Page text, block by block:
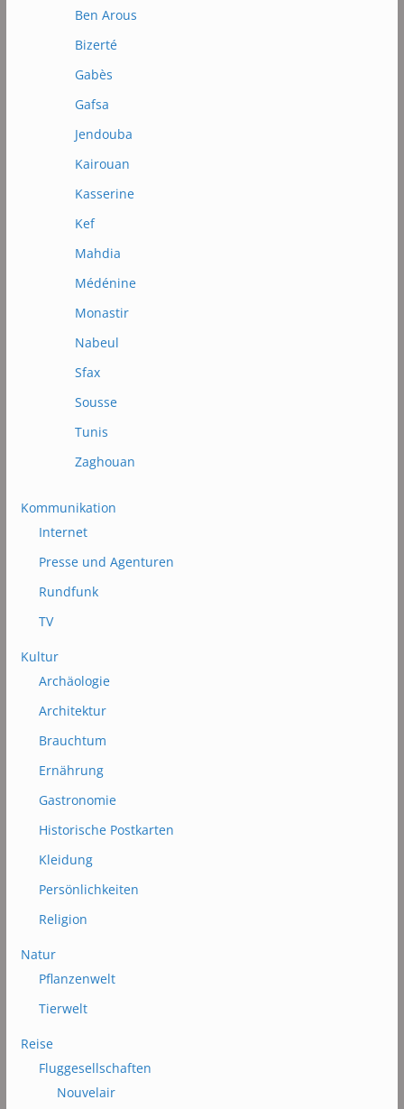
Ben Arous
Bizerté
Gabès
Gafsa
Jendouba
Kairouan
Kasserine
Kef
Mahdia
Médénine
Monastir
Nabeul
Sfax
Sousse
Tunis
Zaghouan
Kommunikation
Internet
Presse und Agenturen
Rundfunk
TV
Kultur
Archäologie
Architektur
Brauchtum
Ernährung
Gastronomie
Historische Postkarten
Kleidung
Persönlichkeiten
Religion
Natur
Pflanzenwelt
Tierwelt
Reise
Fluggesellschaften
Nouvelair